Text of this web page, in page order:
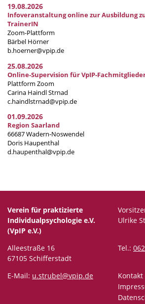
19.08.2026
Infoveranstaltung online zur Ausbildung
TrainerIN
Zoom-Plattform
Bärbel Hörner
b.hoerner@vpip.de
25.08.2026
Online-Supervision für VpIP-
Plattform Zoom
Carina Haindl Strnad
c.haindlstrnad@vpip.de
01.09.2026
Region Saarland
66687 Wadern-Noswendel
Doris Haupenthal
d.haupenthal@vpip.de
Verein für praktizierte
Individualpsychologie e.V.
(VpIP e.V.)
Ulrike
Alleestraße 16
67105 Schifferstadt
Tel.:
E-Mail: u.strubel@vpip.de
Kontakt